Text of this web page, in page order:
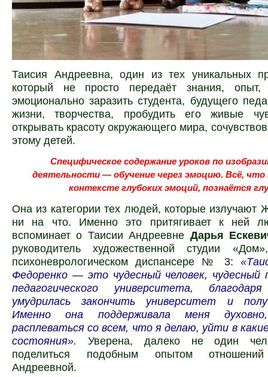
Таисия Андреевна, один из тех уникальных
который не просто передаёт знания, опыт,
эмоционально заразить студента, будущего
жизни, творчества, пробудить его живые
открывать красоту окружающего мира,
этому детей.
Специфическое содержание уроков по
деятельности — обучение через эмоцию. Всё, что
контексте глубоких эмоций, познаётся
Она из категории тех людей, которые излучают
ни на что. Именно это притягивает к ней
вспоминает о Таисии Андреевне Дарья
руководительхудожественной студии «Дом»
психоневрологическом диспансере № 3:
Федоренко — это чудесный человек, чудесный
педагогического университета,
умудрилась закончить университет и
Именно она поддерживала меня
расплеваться со всем, что я делаю, уйти в
состояния». Уверена, далеко не один
поделиться подобным опытом
Андреевной.